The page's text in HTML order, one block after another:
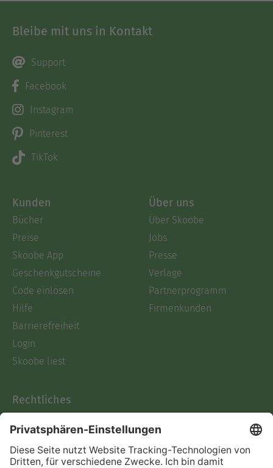
Bleibe mit uns in Kontakt
Support
Facebook
Instagram
Pinterest
TikTok
Kunden
Bücher
Preise
Skoobe App
Geschenkgutscheine
Code einlösen
Hilfe
Barrierefreiheit
Login
Skoobe liest
Über uns
Über Skoobe
Jobs
Presse
Verlage
Partnerprogramm
Firmenkunden
Rechtliches
AGB
Informationen nach Data